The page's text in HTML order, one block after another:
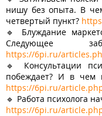
нишу без опыта. В
четвертый пункт?
🔹 Блуждание
Следующее
https://6pi.ru/
🔹 Консультации
побеждает? И в чем
https://6pi.ru/
🔹 Работа психолога
https://6pi.ru/